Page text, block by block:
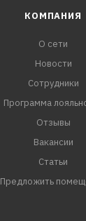
КОМПАНИЯ
О сети
Новости
Сотрудники
Программа
Отзывы
Вакансии
Статьи
Предложить